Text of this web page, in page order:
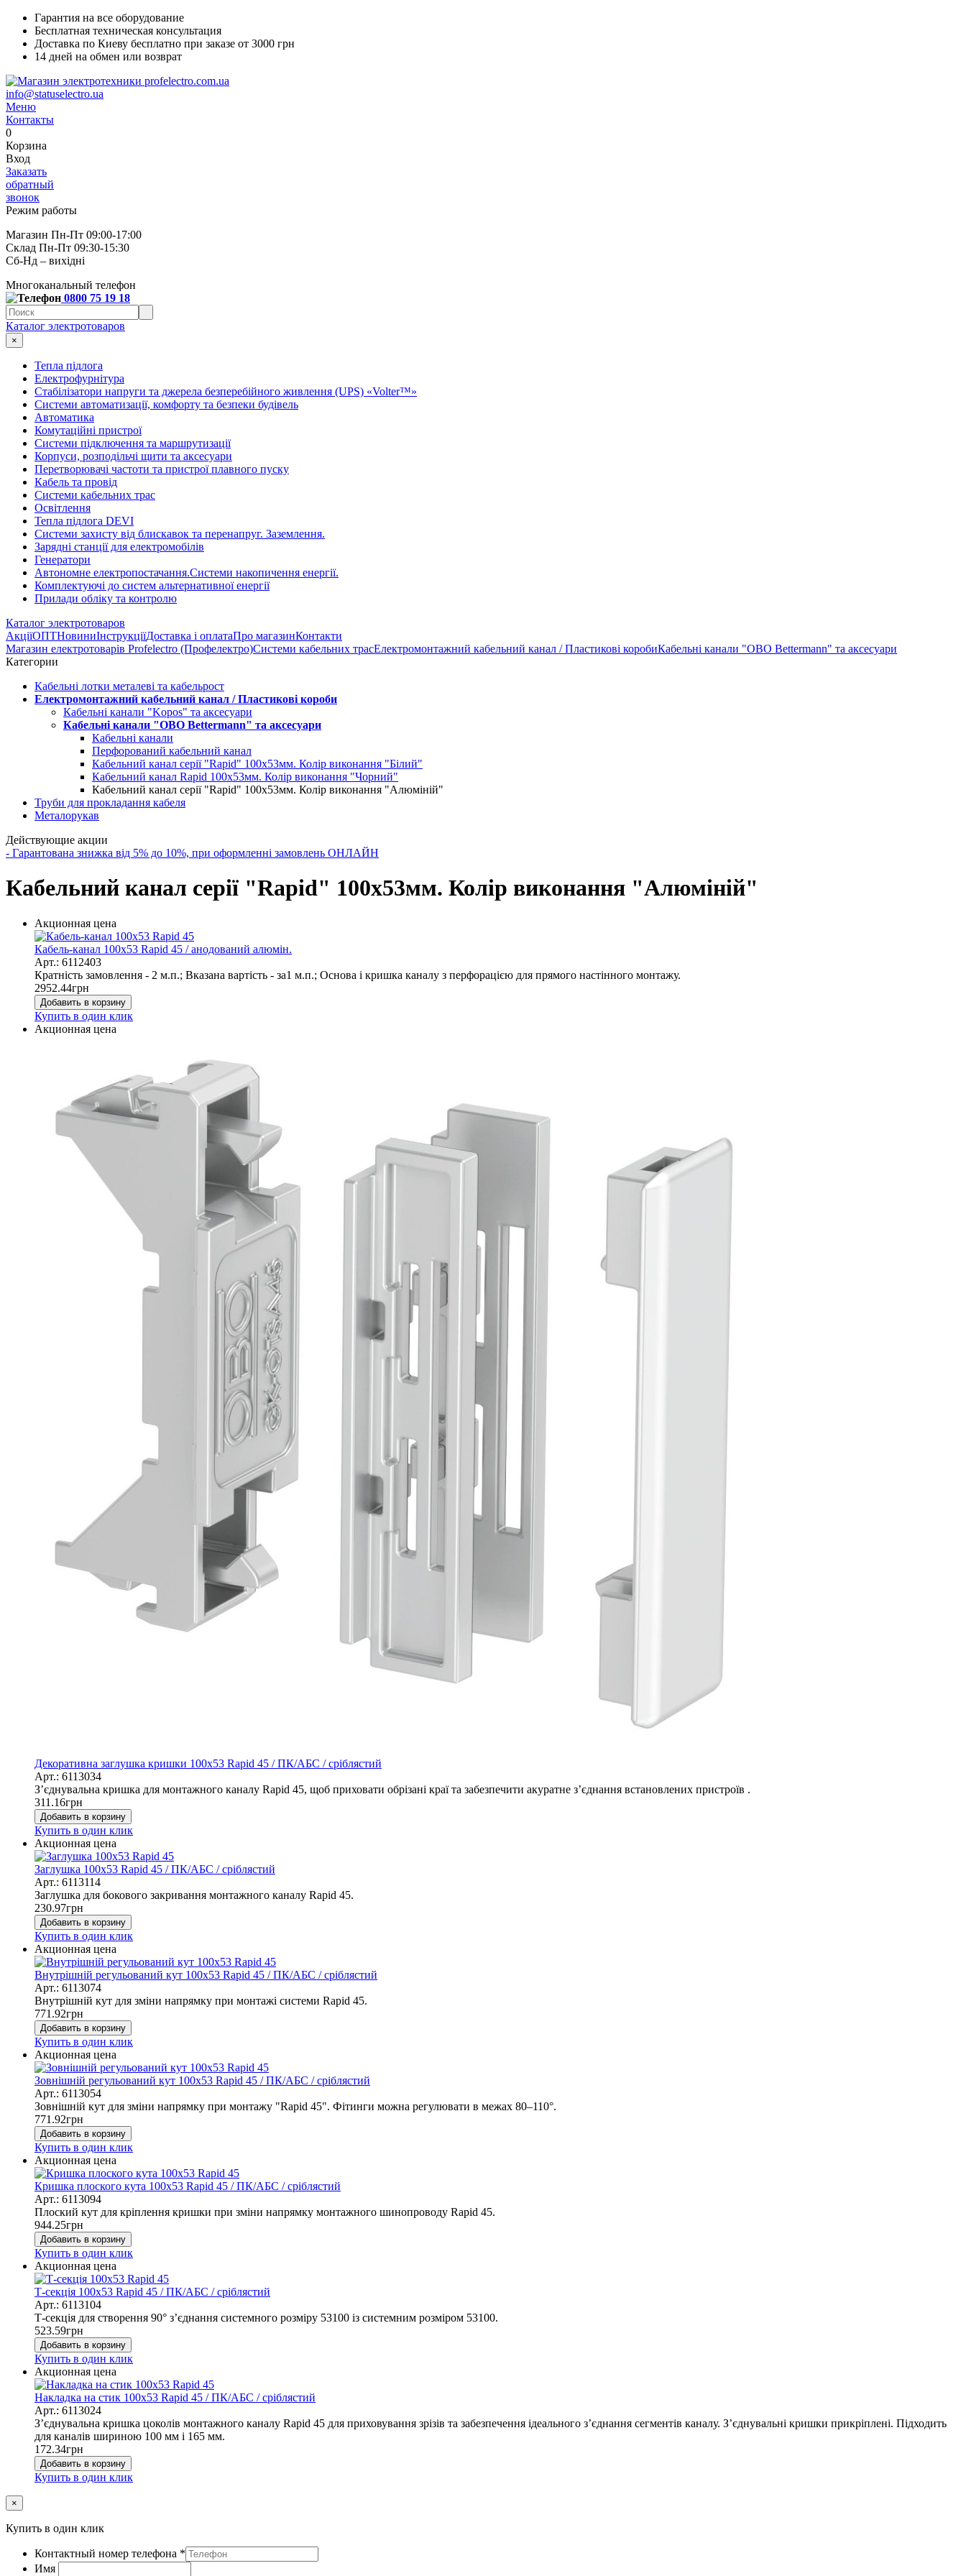
Гарантия на все оборудование
Бесплатная техническая консультация
Доставка по Киеву бесплатно при заказе от 3000 грн
14 дней на обмен или возврат
info@statuselectro.ua
Меню
Контакты
0
Корзина
Вход
Заказать
обратный
звонок
Режим работы
Магазин Пн-Пт 09:00-17:00
Склад Пн-Пт 09:30-15:30
Сб-Нд – вихідні
Многоканальный телефон
0800 75 19 18
Каталог электротоваров
×
Тепла підлога
Електрофурнітура
Cтабілізатори напруги та джерела безперебійного живлення (UPS) «Volter™»
Системи автоматизації, комфорту та безпеки будівель
Автоматика
Комутаційні пристрої
Системи підключення та маршрутизації
Корпуси, розподільчі щити та аксесуари
Перетворювачі частоти та пристрої плавного пуску
Кабель та провід
Системи кабельних трас
Освітлення
Тепла підлога DEVI
Системи захисту від блискавок та перенапруг. Заземлення.
Зарядні станції для електромобілів
Генератори
Автономне електропостачання.Системи накопичення енергії.
Комплектуючі до систем альтернативної енергії
Прилади обліку та контролю
Каталог электротоваров
АкціїОПТНовиниІнструкціїДоставка і оплатаПро магазинКонтакти
Магазин електротоварів Profelectro (Профелектро)Системи кабельних трасЕлектромонтажний кабельний канал / Пластикові коробиКабельні канали "OBO Bettermann" та аксесуари
Категории
Кабельні лотки металеві та кабельрост
Електромонтажний кабельний канал / Пластикові короби
Кабельні канали "Kopos" та аксесуари
Кабельні канали "OBO Bettermann" та аксесуари
Кабельні канали
Перфорований кабельний канал
Кабельний канал серії "Rapid" 100x53мм. Колір виконання "Білий"
Кабельний канал Rapid 100x53мм. Колір виконання "Чорний"
Кабельний канал серії "Rapid" 100x53мм. Колір виконання "Алюміній"
Труби для прокладання кабеля
Металорукав
Действующие акции
- Гарантована знижка від 5% до 10%, при оформленні замовлень ОНЛАЙН
Кабельний канал серії "Rapid" 100x53мм. Колір виконання "Алюміній"
Акционная цена
Кабель-канал 100x53 Rapid 45 / анодований алюмін.
Арт.: 6112403
Кратність замовлення - 2 м.п.; Вказана вартість - за1 м.п.; Основа і кришка каналу з перфорацією для прямого настінного монтажу.
2952.44грн
Добавить в корзину
Купить в один клик
Акционная цена
Декоративна заглушка кришки 100x53 Rapid 45 / ПК/АБС / сріблястий
Арт.: 6113034
З’єднувальна кришка для монтажного каналу Rapid 45, щоб приховати обрізані краї та забезпечити акуратне з’єднання встановлених пристроїв .
311.16грн
Добавить в корзину
Купить в один клик
Акционная цена
Заглушка 100x53 Rapid 45 / ПК/АБС / сріблястий
Арт.: 6113114
Заглушка для бокового закривання монтажного каналу Rapid 45.
230.97грн
Добавить в корзину
Купить в один клик
Акционная цена
Внутрішній регульований кут 100x53 Rapid 45 / ПК/АБС / сріблястий
Арт.: 6113074
Внутрішній кут для зміни напрямку при монтажі системи Rapid 45.
771.92грн
Добавить в корзину
Купить в один клик
Акционная цена
Зовнішній регульований кут 100x53 Rapid 45 / ПК/АБС / сріблястий
Арт.: 6113054
Зовнішній кут для зміни напрямку при монтажу "Rapid 45". Фітинги можна регулювати в межах 80‒110°.
771.92грн
Добавить в корзину
Купить в один клик
Акционная цена
Кришка плоского кута 100x53 Rapid 45 / ПК/АБС / сріблястий
Арт.: 6113094
Плоский кут для кріплення кришки при зміни напрямку монтажного шинопроводу Rapid 45.
944.25грн
Добавить в корзину
Купить в один клик
Акционная цена
Т-секція 100x53 Rapid 45 / ПК/АБС / сріблястий
Арт.: 6113104
Т-секція для створення 90° з’єднання системного розміру 53100 із системним розміром 53100.
523.59грн
Добавить в корзину
Купить в один клик
Акционная цена
Накладка на стик 100x53 Rapid 45 / ПК/АБС / сріблястий
Арт.: 6113024
З’єднувальна кришка цоколів монтажного каналу Rapid 45 для приховування зрізів та забезпечення ідеального з’єднання сегментів каналу. З’єднувальні кришки прикріплені. Підходить
для каналів шириною 100 мм і 165 мм.
172.34грн
Добавить в корзину
Купить в один клик
×
Купить в один клик
Контактный номер телефона *
Имя